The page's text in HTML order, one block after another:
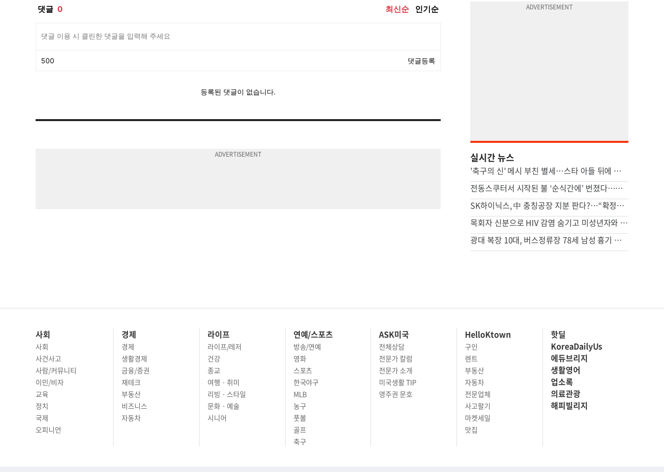
실시간 뉴스
'축구의 신' 메시 부친 별세…스타 아들 뒤에 선 조용한 조력자
전동스쿠터서 시작된 불 ‘순식간에’ 번졌다…차량·마을회관 덮쳐
SK하이닉스, 中 충칭공장 지분 판다?…“확정된 바는 없다”
목회자 신분으로 HIV 감염 숨기고 미성년자와 성관계
광대 복장 10대, 버스정류장 78세 남성 흉기 살해 혐의
사회
사회
사건사고
사람/커뮤니티
이민/비자
교육
정치
국제
오피니언
경제
경제
생활경제
금융/증권
재테크
부동산
비즈니스
자동차
라이프
라이프/레저
건강
종교
여행 · 취미
리빙 · 스타일
문화 · 예술
시니어
연예/스포츠
방송/연예
영화
스포츠
한국야구
MLB
농구
풋볼
골프
축구
ASK미국
전체상담
전문가 칼럼
전문가 소개
미국생활 TIP
영주권 문호
HelloKtown
구인
렌트
부동산
자동차
전문업체
사고팔기
마켓세일
맛집
핫딜
KoreaDailyUs
에듀브리지
생활영어
업소록
의료관광
해피빌리지